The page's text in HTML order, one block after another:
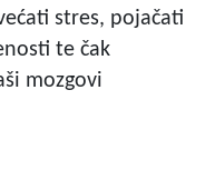
stres, pojačati
te čak
mozgovi